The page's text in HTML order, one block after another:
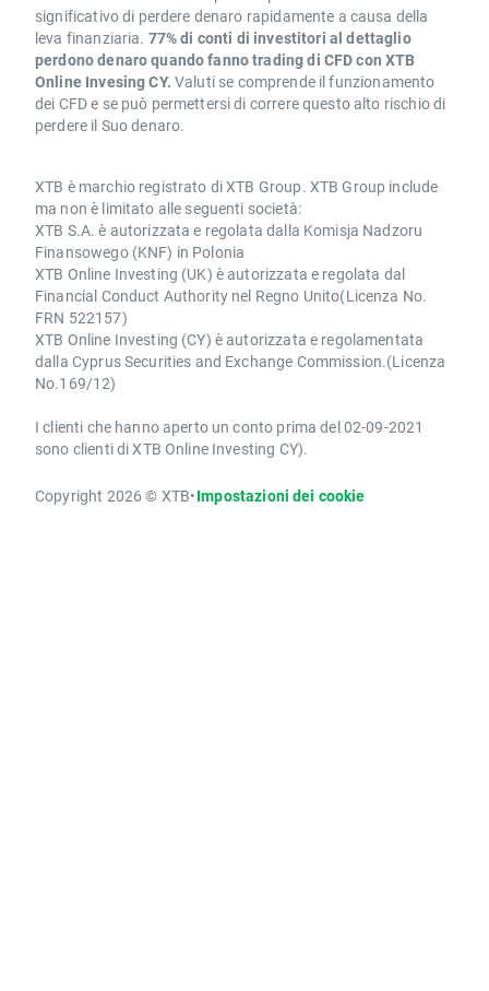
significativo di perdere denaro rapidamente a causa della
leva finanziaria. 77% di conti di investitori al dettaglio
perdono denaro quando fanno trading di CFD con XTB
Online Invesing CY. Valuti se comprende il funzionamento
dei CFD e se può permettersi di correre questo alto rischio di
perdere il Suo denaro.
XTB è marchio registrato di XTB Group. XTB Group include
ma non è limitato alle seguenti società:
XTB S.A. è autorizzata e regolata dalla Komisja Nadzoru
Finansowego (KNF) in Polonia
XTB Online Investing (UK) è autorizzata e regolata dal
Financial Conduct Authority nel Regno Unito(Licenza No.
FRN 522157)
XTB Online Investing (CY) è autorizzata e regolamentata
dalla Cyprus Securities and Exchange Commission.(Licenza
No.169/12)
I clienti che hanno aperto un conto prima del 02-09-2021
sono clienti di XTB Online Investing CY).
Copyright 2026 © XTB•Impostazioni dei cookie